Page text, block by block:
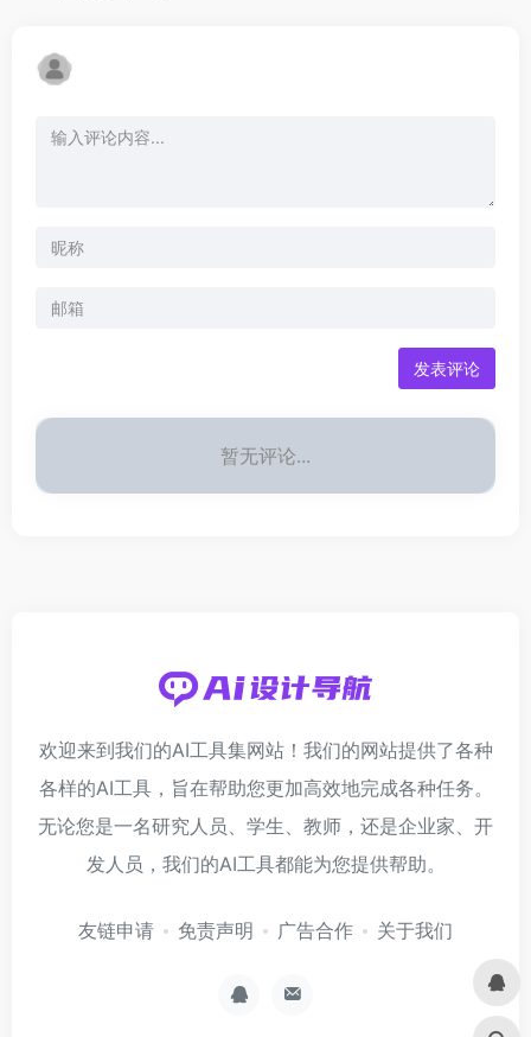
发表评论
暂无评论...
欢迎来到我们的AI工具集网站！我们的网站提供了各种
各样的AI工具，旨在帮助您更加高效地完成各种任务。
无论您是一名研究人员、学生、教师，还是企业家、开
发人员，我们的AI工具都能为您提供帮助。
友链申请 免责声明 广告合作 关于我们